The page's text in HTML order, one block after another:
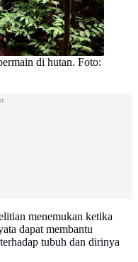
di hutan. Foto:
menemukan ketika
dapat membantu
tubuh dan dirinya